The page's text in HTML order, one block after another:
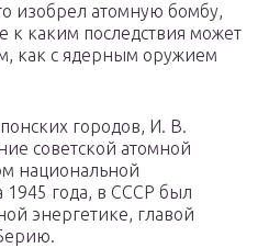
изобрел атомную бомбу,
к каким последствия может
как с ядерным оружием
городов, И. В.
советской атомной
национальной
1945 года, в СССР был
энергетике, главой